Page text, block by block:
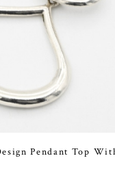
Pendant Top